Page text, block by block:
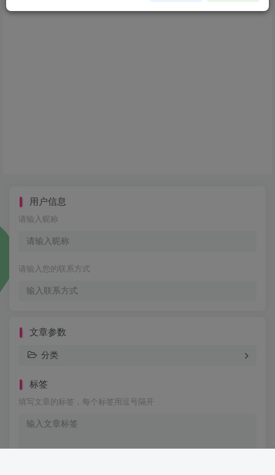
用户信息
请输入昵称
请输入您的联系方式
文章参数
分类
标签
填写文章的标签，每个标签用逗号隔开